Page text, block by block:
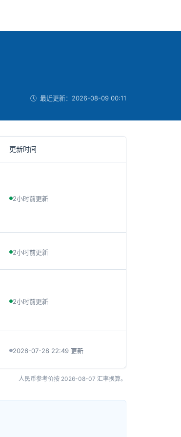
最近更新： 2026-08-09 00:11
更新时间
2小时前更新
2小时前更新
2小时前更新
2026-07-28 22:49 更新
人民币参考价按 2026-08-07 汇率换算。